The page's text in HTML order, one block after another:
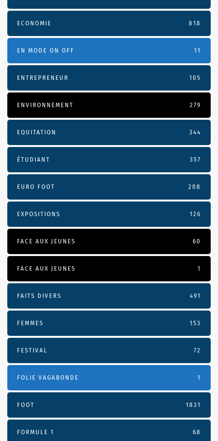
ECONOMIE 818
EN MODE ON OFF 11
ENTREPRENEUR 105
ENVIRONNEMENT 279
EQUITATION 344
ÉTUDIANT 357
EURO FOOT 208
EXPOSITIONS 126
FACE AUX JEUNES 60
FACE AUX JEUNES 1
FAITS DIVERS 491
FEMMES 153
FESTIVAL 72
FOLIE VAGABONDE 1
FOOT 1831
FORMULE 1 68